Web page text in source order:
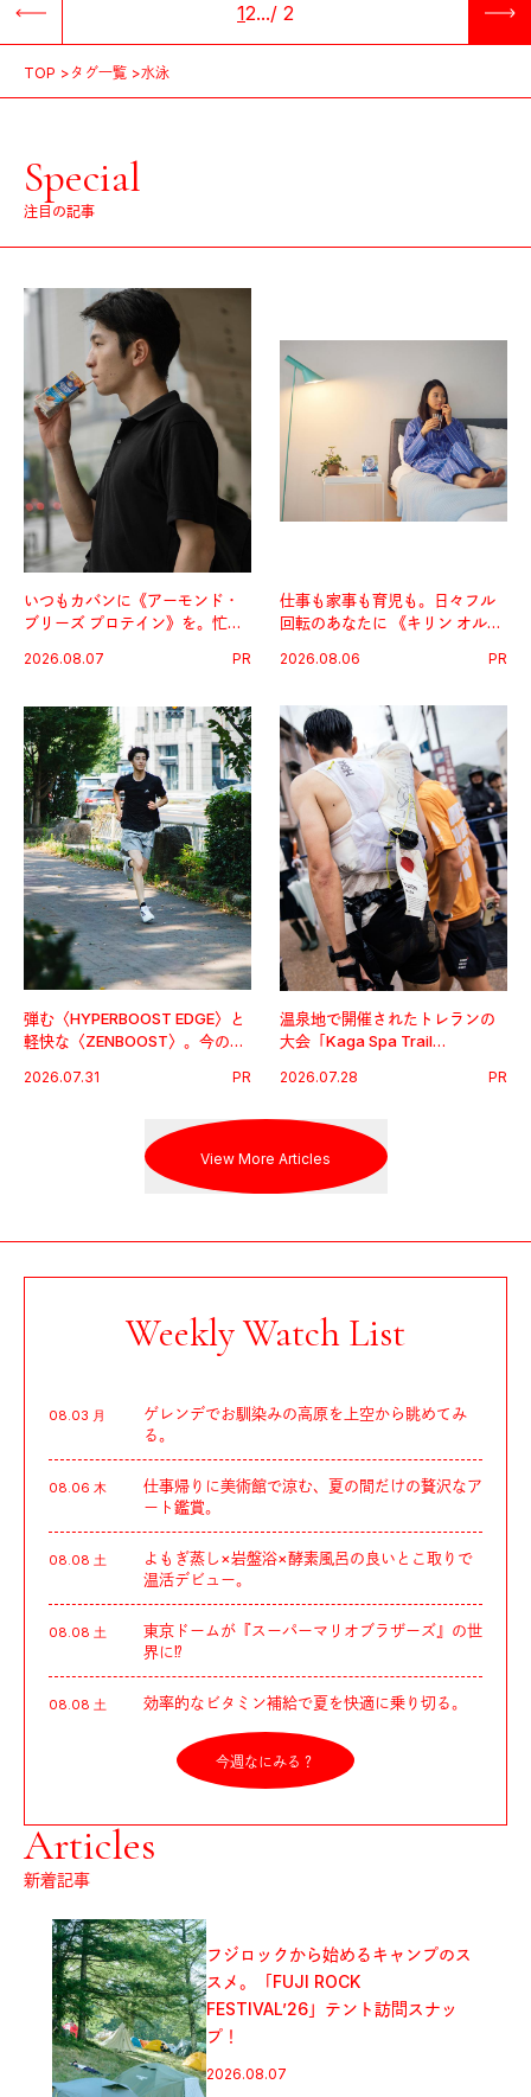
12.../ 2
TOP タグ一覧 水泳
Special
注目の記事
いつもカバンに《アーモンド・
ブリーズ プロテイン》を。忙し
グ習慣。
2026.08.07 PR
仕事も家事も育児も。日々フル
回転のあなたに 《キリン オルニ
2026.08.06 PR
弾む〈HYPERBOOST EDGE〉と
軽快な〈ZENBOOST〉。今の時
出した新機軸。
2026.07.31 PR
温泉地で開催されたトレランの
大会「Kaga Spa Trail
戦を夢見るランナーたちの奮闘
2026.07.28 PR
View More Articles
Weekly Watch List
08.03 月
ゲレンデでお馴染みの高原を上空から眺めてみ
る。
08.06 木
仕事帰りに美術館で涼む、夏の間だけの贅沢なア
ート鑑賞。
08.08 土
よもぎ蒸し×岩盤浴×酵素風呂の良いとこ取りで
温活デビュー。
08.08 土
東京ドームが『スーパーマリオブラザーズ』の世
界に⁉︎
08.08 土 効率的なビタミン補給で夏を快適に乗り切る。
今週なにみる？
Articles
新着記事
フジロックから始めるキャンプのス
スメ。「FUJI ROCK
FESTIVAL’26」テント訪問スナッ
プ！
2026.08.07